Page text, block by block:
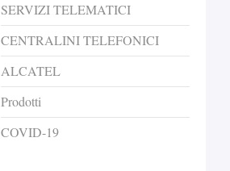
SERVIZI TELEMATICI
CENTRALINI TELEFONICI
ALCATEL
Prodotti
COVID-19